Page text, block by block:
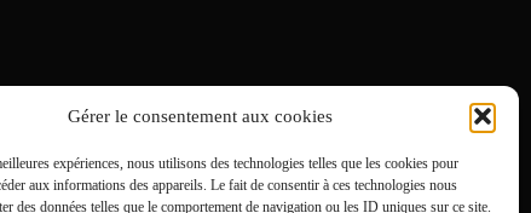
Gérer le consentement aux cookies
expériences, nous utilisons des technologies telles que les cookies pour
aux informations des appareils. Le fait de consentir à ces technologies nous
des données telles que le comportement de navigation ou les ID uniques sur ce site.